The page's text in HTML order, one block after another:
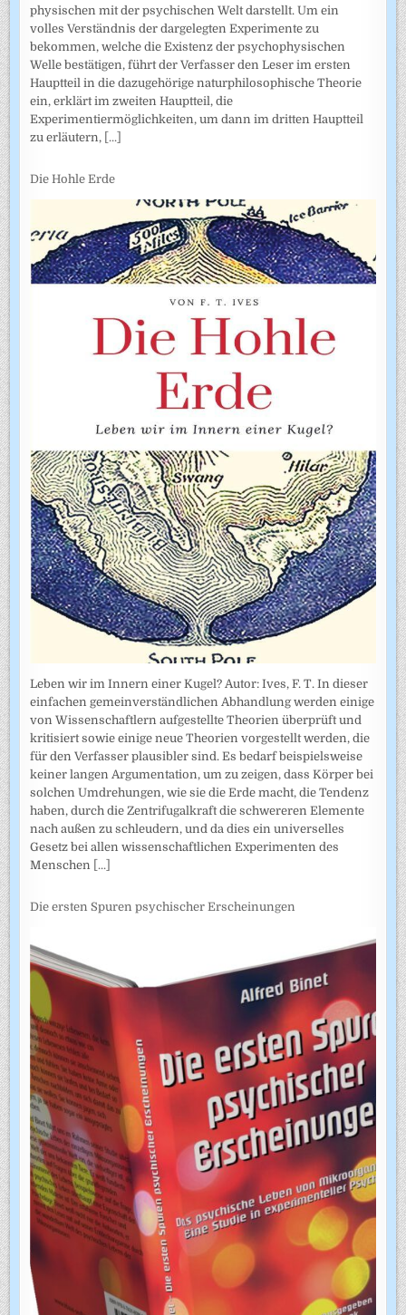
physischen mit der psychischen Welt darstellt. Um ein
volles Verständnis der dargelegten Experimente zu
bekommen, welche die Existenz der psychophysischen
Welle bestätigen, führt der Verfasser den Leser im ersten
Hauptteil in die dazugehörige naturphilosophische Theorie
ein, erklärt im zweiten Hauptteil, die
Experimentiermöglichkeiten, um dann im dritten Hauptteil
zu erläutern, [...]
Die Hohle Erde
Leben wir im Innern einer Kugel? Autor: Ives, F. T. In dieser
einfachen gemeinverständlichen Abhandlung werden einige
von Wissenschaftlern aufgestellte Theorien überprüft und
kritisiert sowie einige neue Theorien vorgestellt werden, die
für den Verfasser plausibler sind. Es bedarf beispielsweise
keiner langen Argumentation, um zu zeigen, dass Körper bei
solchen Umdrehungen, wie sie die Erde macht, die Tendenz
haben, durch die Zentrifugalkraft die schwereren Elemente
nach außen zu schleudern, und da dies ein universelles
Gesetz bei allen wissenschaftlichen Experimenten des
Menschen [...]
Die ersten Spuren psychischer Erscheinungen